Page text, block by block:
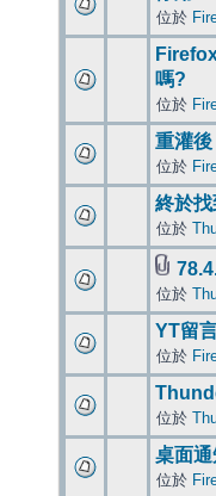
位於
嗎?
位於
重灌
位於
終於
位於
位於
YT留
位於
位於
桌面
位於